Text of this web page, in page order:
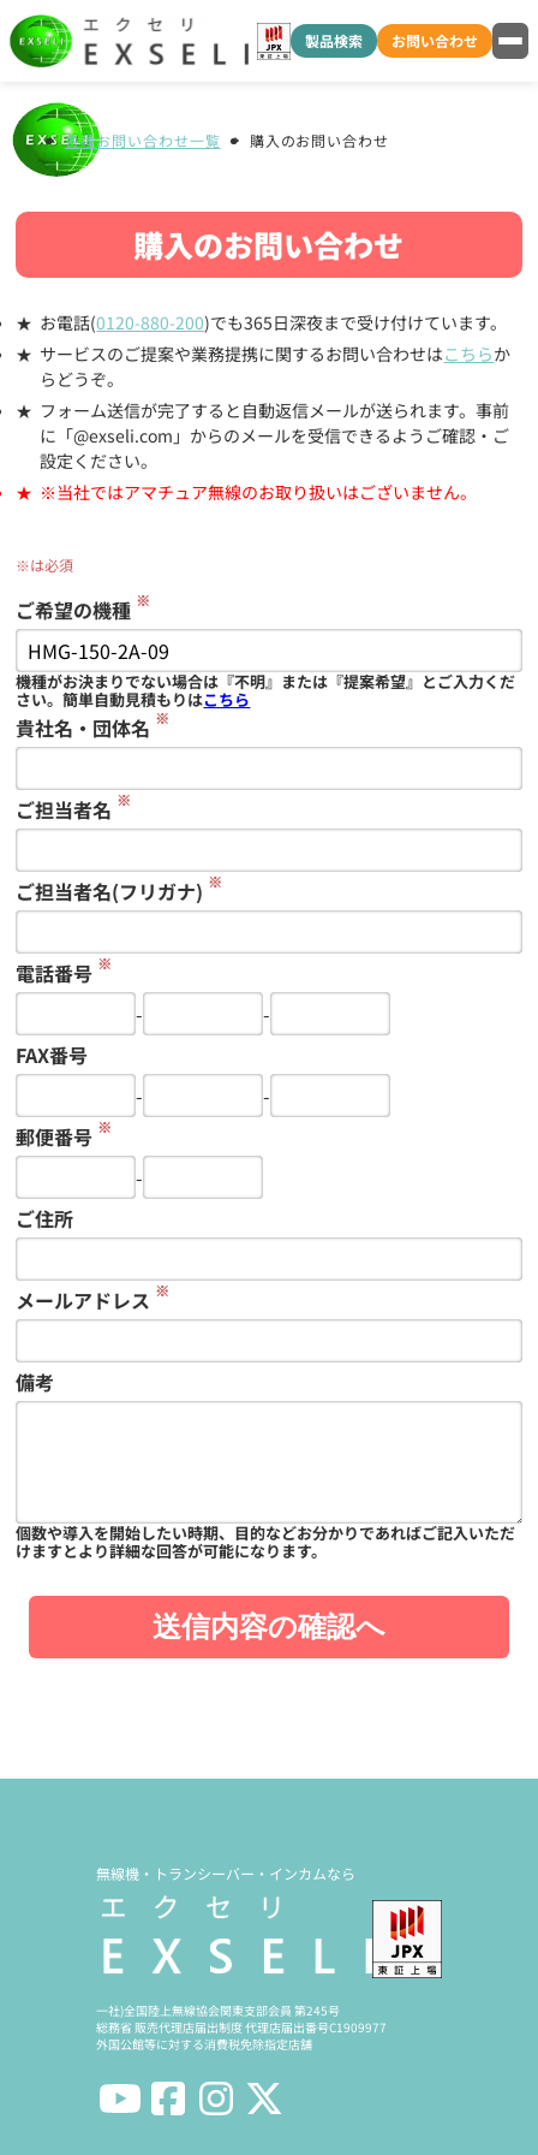
製品検索 お問い合わせ
各種お問い合わせ一覧 購入のお問い合わせ
購入のお問い合わせ
お電話(0120-880-200)でも365日深夜まで受け付けています。
サービスのご提案や業務提携に関するお問い合わせはこちらか
らどうぞ。
フォーム送信が完了すると自動返信メールが送られます。事前
に「@exseli.com」からのメールを受信できるようご確認・ご
設定ください。
※当社ではアマチュア無線のお取り扱いはございません。
※は必須
ご希望の機種 ※
機種がお決まりでない場合は『不明』または『提案希望』とご入力くだ
さい。簡単自動見積もりはこちら
貴社名・団体名 ※
ご担当者名 ※
ご担当者名(フリガナ) ※
電話番号 ※
-
-
FAX番号
-
-
郵便番号 ※
-
ご住所
メールアドレス ※
備考
個数や導入を開始したい時期、目的などお分かりであればご記入いただ
けますとより詳細な回答が可能になります。
送信内容の確認へ
無線機・トランシーバー・インカムなら
一社)全国陸上無線協会関東支部会員 第245号
総務省 販売代理店届出制度 代理店届出番号C1909977
外国公館等に対する消費税免除指定店舗